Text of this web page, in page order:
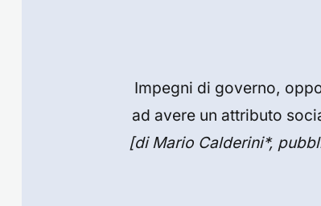
Impegni di governo,
ad avere un attributo
[di Mario Calderini*,